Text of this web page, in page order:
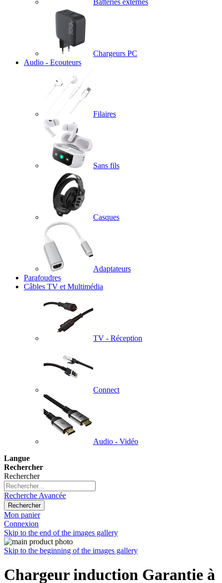
Batteries externes
Chargeurs PC
Audio - Ecouteurs
Filaires
Sans fils
Casques
Adaptateurs
Parafoudres
Câbles TV et Multimédia
TV - Réception
Connect
Audio - Vidéo
Langue
Rechercher
Rechercher
Recherche Avancée
Rechercher
Mon panier
Connexion
Skip to the end of the images gallery
Skip to the beginning of the images gallery
Chargeur induction Garantie à